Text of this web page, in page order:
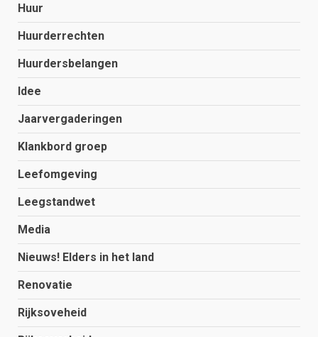
Huur
Huurderrechten
Huurdersbelangen
Idee
Jaarvergaderingen
Klankbord groep
Leefomgeving
Leegstandwet
Media
Nieuws! Elders in het land
Renovatie
Rijksoveheid